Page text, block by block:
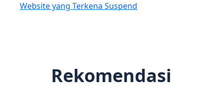
Website yang Terkena Suspend
Rekomendasi